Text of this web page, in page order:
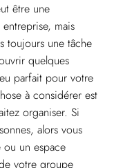
être une
mais
toujours une tâche
quelques
parfait pour votre
à considérer est
organiser. Si
alors vous
ou un espace
votre groupe